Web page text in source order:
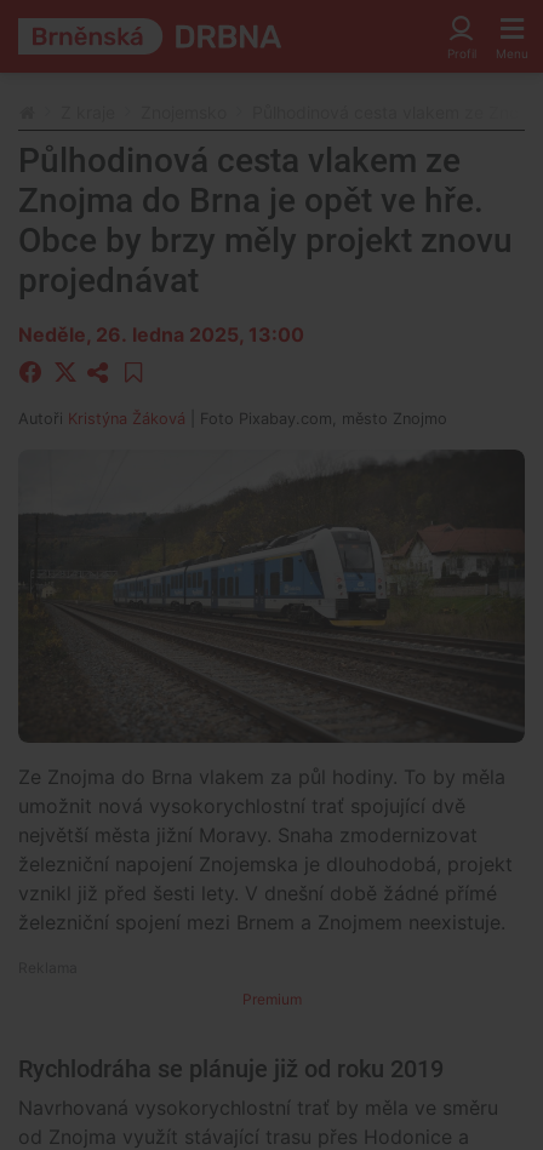
Půlhodinová cesta vlakem ze
Znojma do Brna je opět ve hře.
Obce by brzy měly projekt znovu
projednávat
Neděle, 26. ledna 2025, 13:00
Autoři Kristýna Žáková | Foto Pixabay.com, město Znojmo
Ze Znojma do Brna vlakem za půl hodiny. To by měla
umožnit nová vysokorychlostní trať spojující dvě
největší města jižní Moravy. Snaha zmodernizovat
železniční napojení Znojemska je dlouhodobá, projekt
vznikl již před šesti lety. V dnešní době žádné přímé
železniční spojení mezi Brnem a Znojmem neexistuje.
Premium
Rychlodráha se plánuje již od roku 2019
Navrhovaná vysokorychlostní trať by měla ve směru
od Znojma využít stávající trasu přes Hodonice a